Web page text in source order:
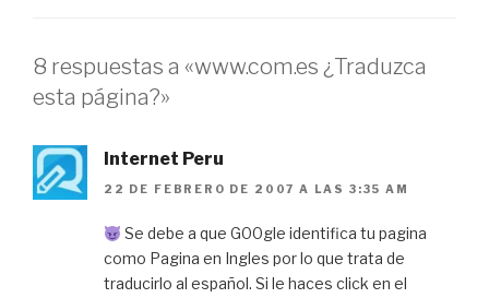
8 respuestas a «www.com.es ¿Traduzca
esta página?»
Internet Peru
22 DE FEBRERO DE 2007 A LAS 3:35 AM
Se debe a que G00gle identifica tu pagina
como Pagina en Ingles por lo que trata de
traducirlo al español. Si le haces click en el